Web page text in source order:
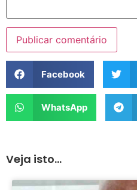
Facebook
WhatsApp
Veja isto...